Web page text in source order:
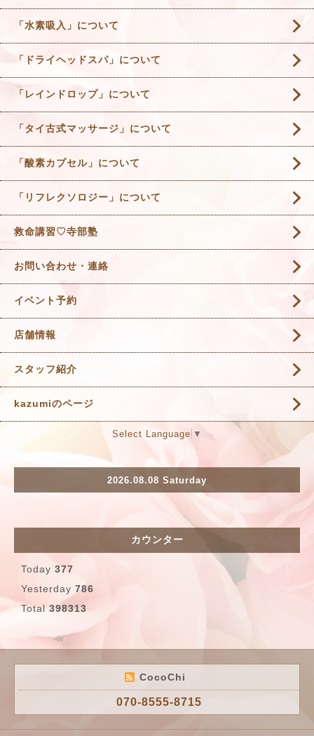
「水素吸入」について
「ドライヘッドスパ」について
「レインドロップ」について
「タイ古式マッサージ」について
「酸素カプセル」について
「リフレクソロジー」について
救命講習♡寺部塾
お問い合わせ・連絡
イベント予約
店舗情報
スタッフ紹介
kazumiのページ
Select Language ▼
2026.08.08 Saturday
カウンター
Today 377
Yesterday 786
Total 398313
CocoChi
070-8555-8715